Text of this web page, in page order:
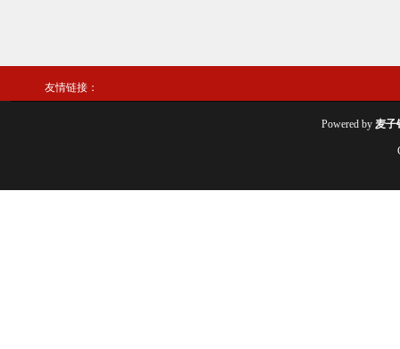
友情链接：
Powered by 麦子